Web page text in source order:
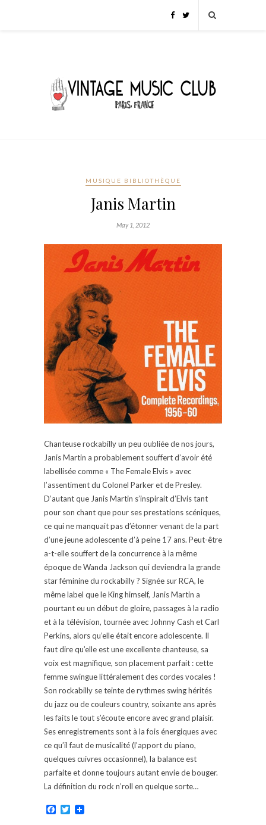
MUSIQUE BIBLIOTHÈQUE
Janis Martin
May 1, 2012
Chanteuse rockabilly un peu oubliée de nos jours,
Janis Martin a probablement souffert d’avoir été
labellisée comme « The Female Elvis » avec
l’assentiment du Colonel Parker et de Presley.
D’autant que Janis Martin s’inspirait d’Elvis tant
pour son chant que pour ses prestations scéniques,
ce qui ne manquait pas d’étonner venant de la part
d’une jeune adolescente d’à peine 17 ans. Peut-être
a-t-elle souffert de la concurrence à la même
époque de Wanda Jackson qui deviendra la grande
star féminine du rockabilly ? Signée sur RCA, le
même label que le King himself, Janis Martin a
pourtant eu un début de gloire, passages à la radio
et à la télévision, tournée avec Johnny Cash et Carl
Perkins, alors qu’elle était encore adolescente. Il
faut dire qu’elle est une excellente chanteuse, sa
voix est magnifique, son placement parfait : cette
femme swingue littéralement des cordes vocales !
Son rockabilly se teinte de rythmes swing hérités
du jazz ou de couleurs country, soixante ans après
les faits le tout s’écoute encore avec grand plaisir.
Ses enregistrements sont à la fois énergiques avec
ce qu’il faut de musicalité (l’apport du piano,
quelques cuivres occasionnel), la balance est
parfaite et donne toujours autant envie de bouger.
La définition du rock n’roll en quelque sorte…
Facebook
Twitter